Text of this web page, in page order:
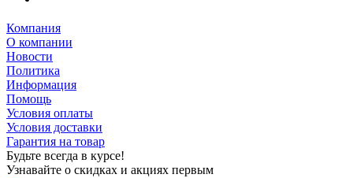
Компания
О компании
Новости
Политика
Информация
Помощь
Условия оплаты
Условия доставки
Гарантия на товар
Будьте всегда в курсе!
Узнавайте о скидках и акциях первым